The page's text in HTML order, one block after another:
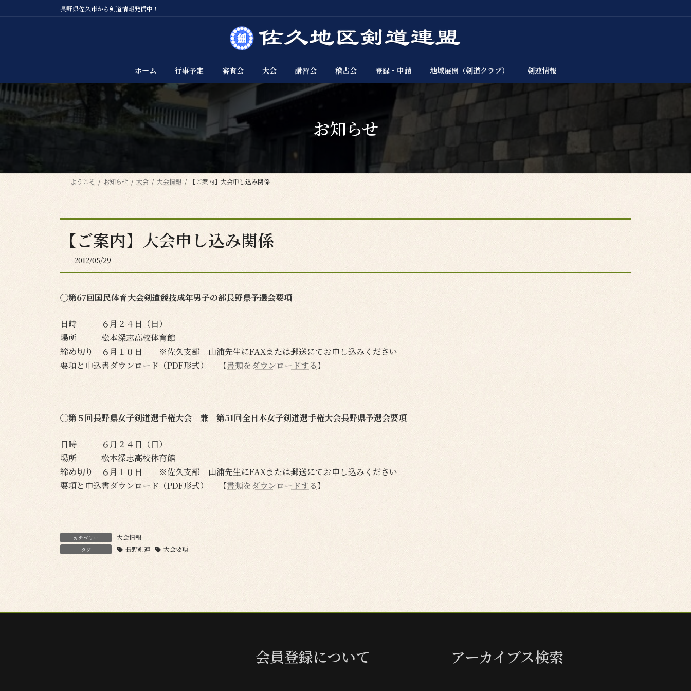
ン
キ
ッ
プ
ビ
に
移
動
長野県佐久市から剣道情報発信中！
ホーム 行事予定 審査会 大会 講習会 稽古会 登録・申請 地域展開（剣道クラブ） 剣連情報
お知らせ
ようこそ お知らせ 大会 大会情報 【ご案内】大会申し込み関係
【ご案内】大会申し込み関係
2012/05/29
◯第67回国民体育大会剣道競技成年男子の部長野県予選会要項
日時 ６月２４日（日）
場所 松本深志高校体育館
締め切り ６月１０日 ※佐久支部 山浦先生にFAXまたは郵送にてお申し込みください
要項と申込書ダウンロード（PDF形式） 【書類をダウンロードする】
◯第５回長野県女子剣道選手権大会 兼 第51回全日本女子剣道選手権大会長野県予選会要項
日時 ６月２４日（日）
場所 松本深志高校体育館
締め切り ６月１０日 ※佐久支部 山浦先生にFAXまたは郵送にてお申し込みください
要項と申込書ダウンロード（PDF形式） 【書類をダウンロードする】
カテゴリー 大会情報
タグ 長野剣連 大会要項
会員登録について アーカイブス検索